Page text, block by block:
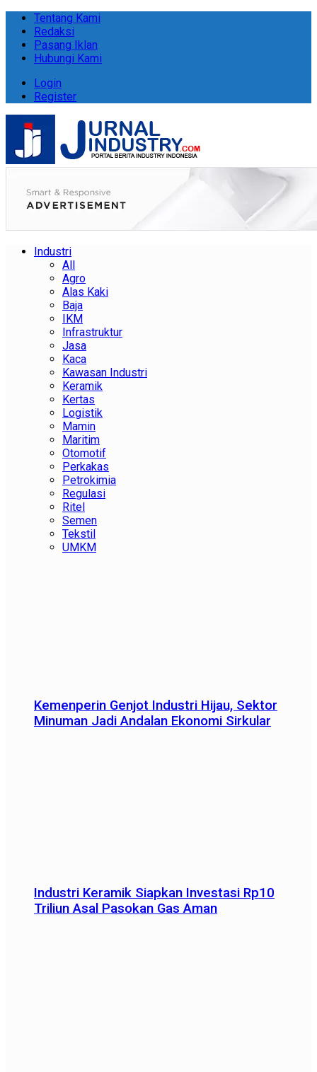
Tentang Kami
Redaksi
Pasang Iklan
Hubungi Kami
Login
Register
Industri
All
Agro
Alas Kaki
Baja
IKM
Infrastruktur
Jasa
Kaca
Kawasan Industri
Keramik
Kertas
Logistik
Mamin
Maritim
Otomotif
Perkakas
Petrokimia
Regulasi
Ritel
Semen
Tekstil
UMKM
Kemenperin Genjot Industri Hijau, Sektor
Minuman Jadi Andalan Ekonomi Sirkular
Industri Keramik Siapkan Investasi Rp10
Triliun Asal Pasokan Gas Aman